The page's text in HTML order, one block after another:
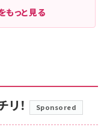
もっと見る
！ Sponsored